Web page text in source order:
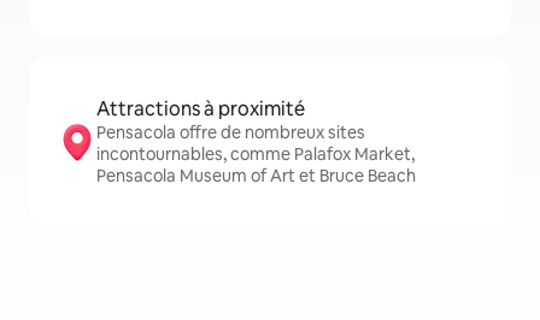
Attractions à proximité
Pensacola offre de nombreux sites
incontournables, comme Palafox Market,
Pensacola Museum of Art et Bruce Beach